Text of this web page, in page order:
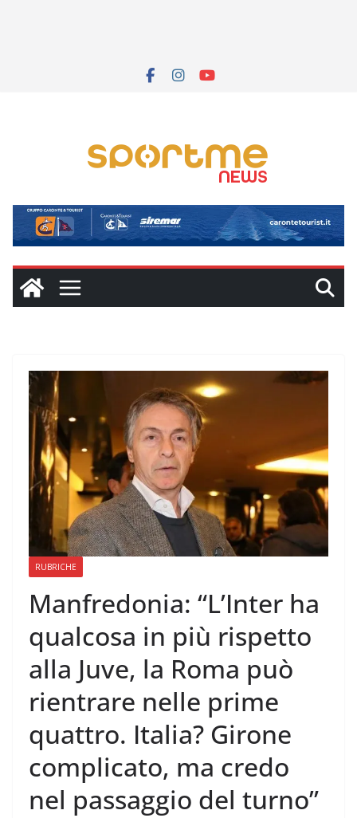
RUBRICHE
Manfredonia: “L’Inter ha
qualcosa in più rispetto
alla Juve, la Roma può
rientrare nelle prime
quattro. Italia? Girone
complicato, ma credo
nel passaggio del turno”